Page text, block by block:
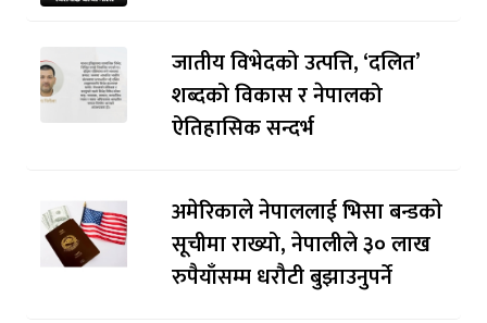
जातीय विभेदको उत्पत्ति, ‘दलित’
शब्दको विकास र नेपालको
ऐतिहासिक सन्दर्भ
अमेरिकाले नेपाललाई भिसा बन्डकाे
सूचीमा राख्यो, नेपालीले ३० लाख
रुपैयाँसम्म धरौटी बुझाउनुपर्ने